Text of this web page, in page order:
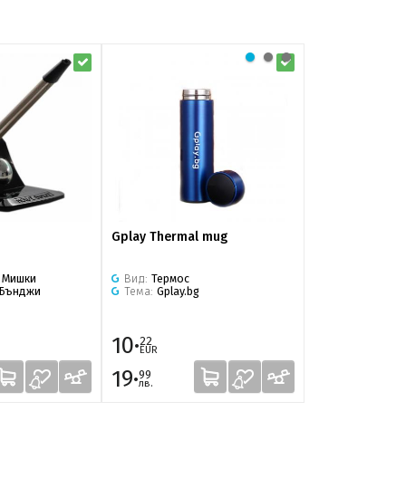
Мишки
Бънджи
Gplay Thermal mug
Вид: Термос
Тема: Gplay.bg
10·22
EUR
19·99
лв.